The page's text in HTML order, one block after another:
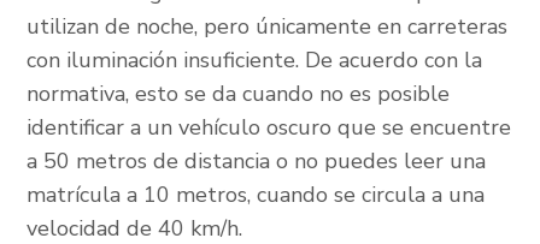
utilizan de noche, pero únicamente en carreteras
con iluminación insuficiente. De acuerdo con la
normativa, esto se da cuando no es posible
identificar a un vehículo oscuro que se encuentre
a 50 metros de distancia o no puedes leer una
matrícula a 10 metros, cuando se circula a una
velocidad de 40 km/h.